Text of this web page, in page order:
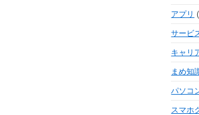
アプリ
サービ
キャリ
まめ知
パソコ
スマホ